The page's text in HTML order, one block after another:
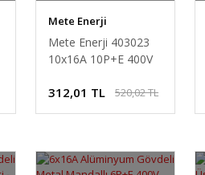
Mete Enerji
Mete Enerji 403023
10x16A 10P+E 400V
Gövdeli Yan Girişli Fiş
312,01 TL 520,02 TL